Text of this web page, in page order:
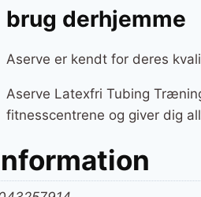
brug derhjemme
Aserve er kendt for deres
Aserve Latexfri Tubing
fitnesscentrene og giver dig